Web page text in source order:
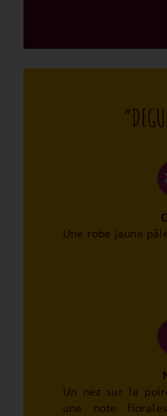
Une robe jaune
Un nez sur la
une note